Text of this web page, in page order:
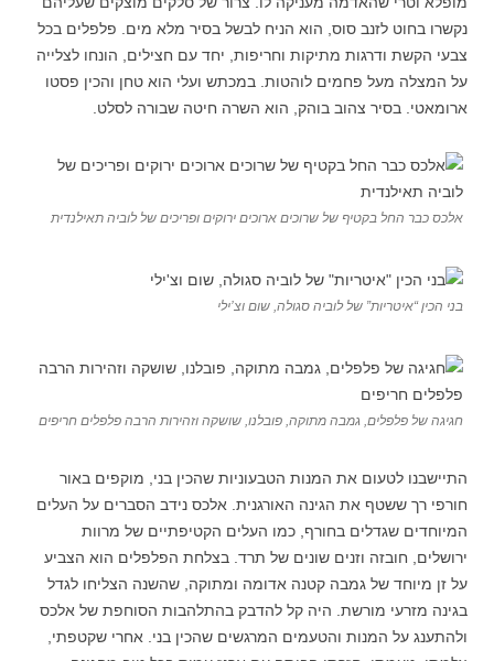
נקשרו בחוט לזנב סוס, הוא הניח לבשל בסיר מלא מים. פלפלים בכל
צבעי הקשת ודרגות מתיקות וחריפות, יחד עם חצילים, הונחו לצלייה
על המצלה מעל פחמים לוהטות. במכתש ועלי הוא טחן והכין פסטו
ארומאטי. בסיר צהוב בוהק, הוא השרה חיטה שבורה לסלט.
אלכס כבר החל בקטיף של שרוכים ארוכים ירוקים ופריכים של לוביה תאילנדית
בני הכין “איטריות” של לוביה סגולה, שום וצ’ילי
חגיגה של פלפלים, גמבה מתוקה, פובלנו, שושקה וזהירות הרבה פלפלים חריפים
התיישבנו לטעום את המנות הטבעוניות שהכין בני, מוקפים באור
חורפי רך ששטף את הגינה האורגנית. אלכס נידב הסברים על העלים
המיוחדים שגדלים בחורף, כמו העלים הקטיפתיים של מרוות
ירושלים, חובזה וזנים שונים של תרד. בצלחת הפלפלים הוא הצביע
על זן מיוחד של גמבה קטנה אדומה ומתוקה, שהשנה הצליחו לגדל
בגינה מזרעי מורשת. היה קל להדבק בהתלהבות הסוחפת של אלכס
ולהתענג על המנות והטעמים המרגשים שהכין בני. אחרי שקטפתי,